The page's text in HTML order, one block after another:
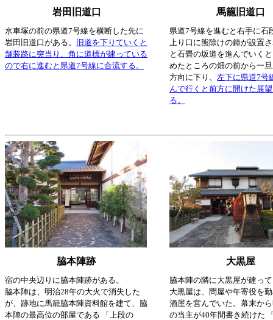
岩田旧道口 馬籠旧道口
水車塚の前の県道7号線を横断した先に
岩田旧道口がある。
旧道を下りていくと
舗装路に突当り、角に道標が建っている
ので右に進むと県道7号線に合流する。
県道7号線を進むと右手に石
上り口に熊除けの鐘が設置
と石畳の坂道を進んでいく
めたところの畑の前から一
方向に下り、 左下に県道7号
んで行くと前方に開けた展
る。
脇本陣跡 大黒屋
宿の中央辺りに脇本陣跡がある。
脇本陣は、明治28年の大火で消失した
が、跡地に馬籠脇本陣資料館を建て、脇
本陣の最高位の部屋である 「上段の
脇本陣の隣に大黒屋が建っ
大黒屋は、問屋や年寄役を
酒屋を営んでいた。幕末か
の当主が40年間書き続けた